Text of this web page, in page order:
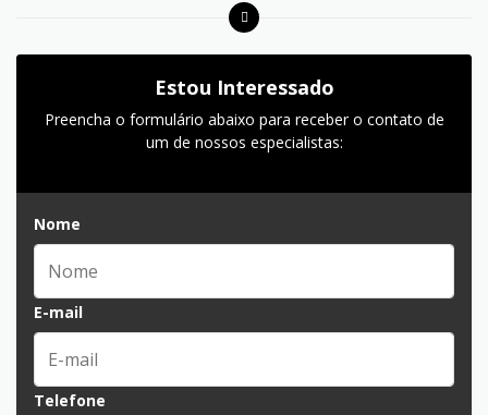
Estou Interessado
Preencha o formulário abaixo para receber o contato de
um de nossos especialistas:
Nome
E-mail
Telefone